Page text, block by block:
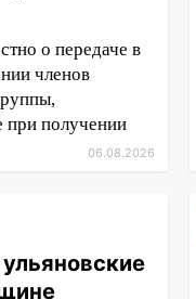
жену
о передаче в
членов
при получении
06.08.2026